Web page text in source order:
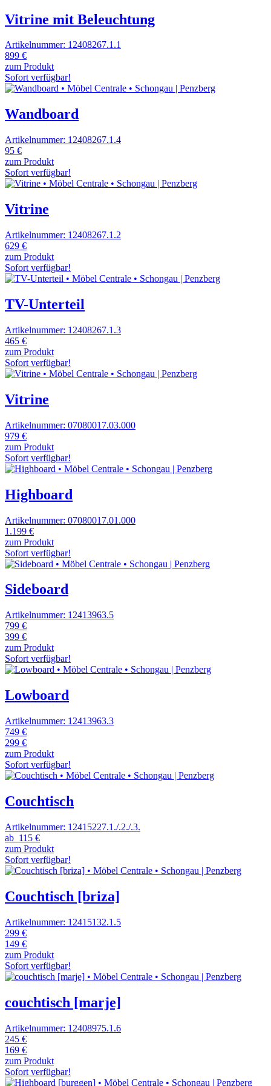
Vitrine mit Beleuchtung
Artikelnummer: 12408267.1.1
899 €
zum Produkt
Sofort verfügbar!
Wandboard
Artikelnummer: 12408267.1.4
95 €
zum Produkt
Sofort verfügbar!
Vitrine
Artikelnummer: 12408267.1.2
629 €
zum Produkt
Sofort verfügbar!
TV-Unterteil
Artikelnummer: 12408267.1.3
465 €
zum Produkt
Sofort verfügbar!
Vitrine
Artikelnummer: 07080017.03.000
979 €
zum Produkt
Sofort verfügbar!
Highboard
Artikelnummer: 07080017.01.000
1.199 €
zum Produkt
Sofort verfügbar!
Sideboard
Artikelnummer: 12413963.5
799 €
399 €
zum Produkt
Sofort verfügbar!
Lowboard
Artikelnummer: 12413963.3
749 €
299 €
zum Produkt
Sofort verfügbar!
Couchtisch
Artikelnummer: 12415227.1./.2./.3.
ab 115 €
zum Produkt
Sofort verfügbar!
Couchtisch [briza]
Artikelnummer: 12415132.1.5
299 €
149 €
zum Produkt
Sofort verfügbar!
couchtisch [marje]
Artikelnummer: 12408975.1.6
245 €
169 €
zum Produkt
Sofort verfügbar!